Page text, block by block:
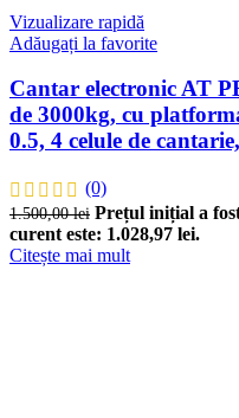
Vizualizare rapidă
Adăugați la favorite
Cantar electronic AT
de 3000kg, cu
0.5, 4 celule de
(0)
1.500,00lei Prețul inițial a
curent este: 1.028,97 lei.
Citește mai mult